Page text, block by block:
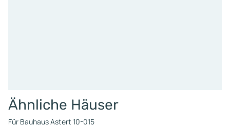
Ähnliche Häuser
Für Bauhaus Astert 10-015